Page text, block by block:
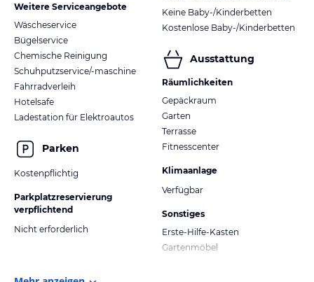
Weitere Serviceangebote
Wäscheservice
Bügelservice
Chemische Reinigung
Schuhputzservice/-maschine
Fahrradverleih
Hotelsafe
Ladestation für Elektroautos
Parken
Kostenpflichtig
Parkplatzreservierung
verpflichtend
Nicht erforderlich
Keine Baby-/Kinderbetten
Kostenlose Baby-/Kinderbetten
Ausstattung
Räumlichkeiten
Gepäckraum
Garten
Terrasse
Fitnesscenter
Klimaanlage
Verfügbar
Sonstiges
Erste-Hilfe-Kasten
Gartenmöbel